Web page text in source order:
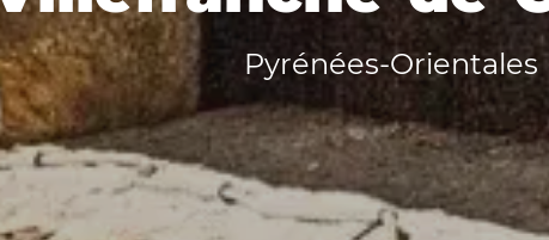
Pyrénées-Orientales